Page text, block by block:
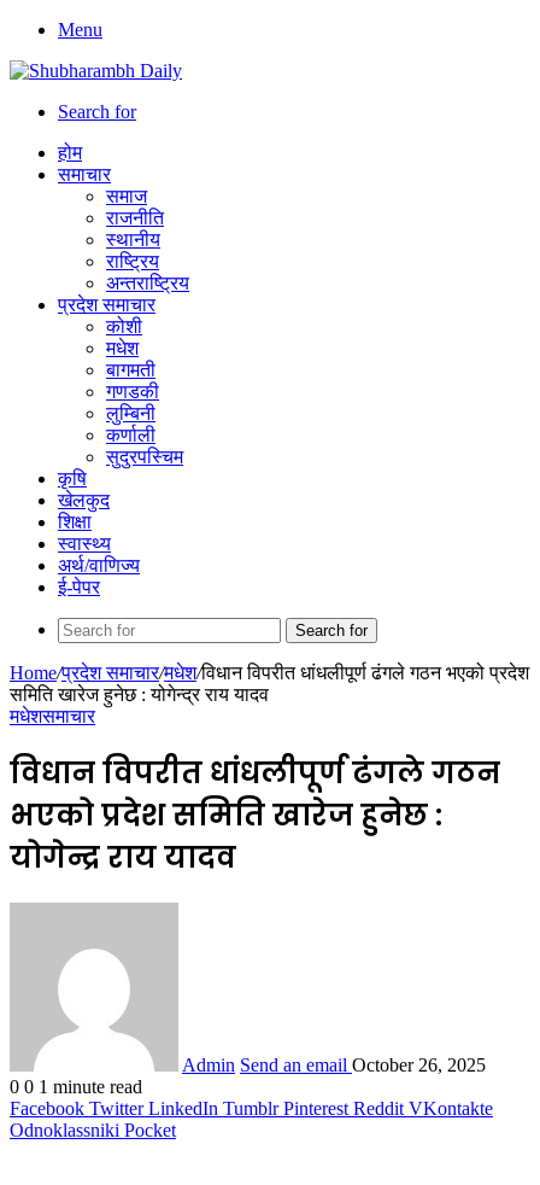
Menu
Search for
होम
समाचार
समाज
राजनीति
स्थानीय
राष्ट्रिय
अन्तराष्ट्रिय
प्रदेश समाचार
कोशी
मधेश
बागमती
गणडकी
लुम्बिनी
कर्णाली
सुदुरपस्चिम
कृषि
खेलकुद
शिक्षा
स्वास्थ्य
अर्थ/वाणिज्य
ई-पेपर
Search for
Home/प्रदेश समाचार/मधेश/विधान विपरीत धांधलीपूर्ण ढंगले गठन भएको प्रदेश
समिति खारेज हुनेछ : योगेन्द्र राय यादव
मधेशसमाचार
विधान विपरीत धांधलीपूर्ण ढंगले गठन
भएको प्रदेश समिति खारेज हुनेछ :
योगेन्द्र राय यादव
Admin Send an email October 26, 2025
0 0 1 minute read
Facebook Twitter LinkedIn Tumblr Pinterest Reddit VKontakte
Odnoklassniki Pocket